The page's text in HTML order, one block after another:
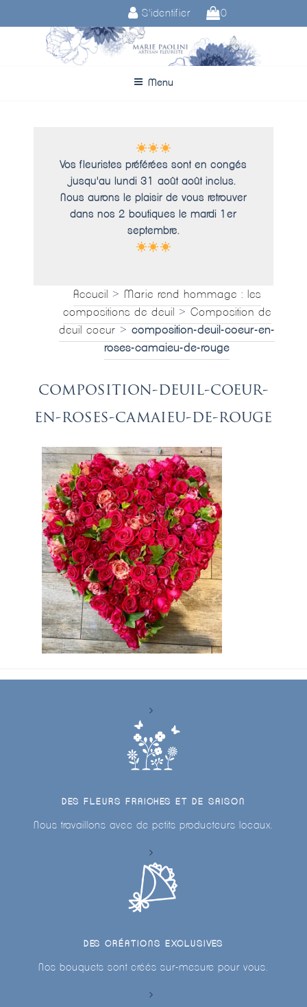
S'identifier 0
Menu
Vos fleuristes préférées sont en congés
jusqu'au lundi 31 août août inclus.
Nous aurons le plaisir de vous retrouver
dans nos 2 boutiques le mardi 1er
septembre.
Accueil > Marie rend hommage : les
compositions de deuil
> Composition de
deuil coeur >composition-deuil-coeur-en-
roses-camaieu-de-rouge
composition-deuil-coeur-
en-roses-camaieu-de-rouge
DES FLEURS FRAICHES ET DE SAISON
Nous travaillons avec de petits producteurs locaux.
DES CRÉATIONS EXCLUSIVES
Nos bouquets sont créés sur-mesure pour vous.